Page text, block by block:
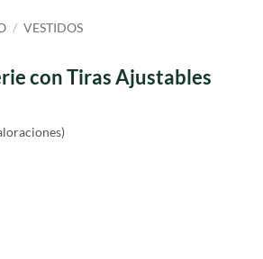
/ VESTIDOS
con Tiras Ajustables